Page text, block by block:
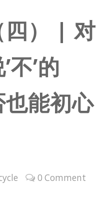
四） | 对
不’的
能初心
0 Comment